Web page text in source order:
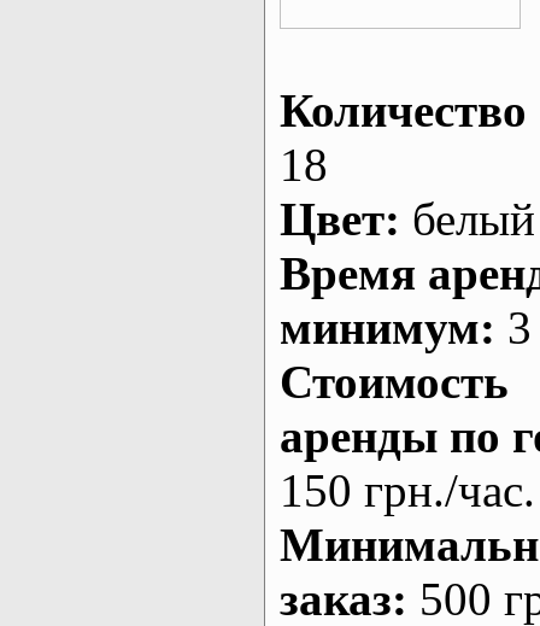
Количество
18
Цвет: белый
Время
минимум:
Стоимость
аренды по
150 грн./час.
заказ: 500